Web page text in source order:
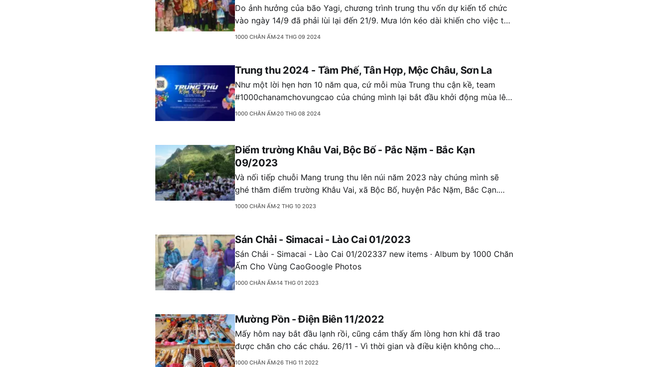
Do ảnh hưởng của bão Yagi, chương trình trung thu vốn dự kiến tổ chức
vào ngày 14/9 đã phải lùi lại đến 21/9. Mưa lớn kéo dài khiến cho việc tổ
chức ngoài trời trở nên bất khả thi. Những hoạt động vui chơi truyền
1000 CHĂN ẤM 24 THG 09 2024
Trung thu 2024 - Tầm Phế, Tân Hợp, Mộc Châu, Sơn La
Như một lời hẹn hơn 10 năm qua, cứ mỗi mùa Trung thu cận kề, team
#1000chanamchovungcao của chúng mình lại bắt đầu khởi động mùa lên
núi. Vài ba niềm vui nhỏ nhặt đến từ chương trình bé nhỏ của chúng mình
1000 CHĂN ẤM 20 THG 08 2024
Điểm trường Khâu Vai, Bộc Bố - Pắc Nặm - Bắc Kạn
09/2023
Và nối tiếp chuỗi Mang trung thu lên núi năm 2023 này chúng mình sẽ
ghé thăm điểm trường Khâu Vai, xã Bộc Bố, huyện Pắc Nặm, Bắc Cạn.
Điểm trường mầm non và tiểu học Khâu Vai có tổng số học sinh là 114 em
1000 CHĂN ẤM 2 THG 10 2023
Sán Chải - Simacai - Lào Cai 01/2023
Sán Chải - Simacai - Lào Cai 01/202337 new items · Album by 1000 Chăn
Ấm Cho Vùng CaoGoogle Photos
1000 CHĂN ẤM 14 THG 01 2023
Mường Pồn - Điện Biên 11/2022
Mấy hôm nay bắt đầu lạnh rồi, cũng cảm thấy ấm lòng hơn khi đã trao
được chăn cho các cháu. 26/11 - Vì thời gian và điều kiện không cho
phép nên nhóm chỉ trao tặng được ở điểm trường trung tâm, các điểm
1000 CHĂN ẤM 26 THG 11 2022